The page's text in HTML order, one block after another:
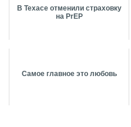
В Техасе отменили страховку
на PrEP
Самое главное это любовь